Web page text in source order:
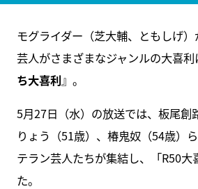
モグライダー（芝大輔、ともしげ
芸人がさまざまなジャンルの大喜
ち大喜利』。
5月27日（水）の放送では、板尾創
りょう（51歳）、椿鬼奴（54歳）
テラン芸人たちが集結し、「R50大
た。